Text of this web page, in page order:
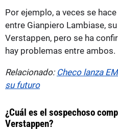
Por ejemplo, a veces se
entre Gianpiero Lambiase,
Verstappen, pero se ha
hay problemas entre ambos.
Relacionado: Checo lanza
su futuro
¿Cuál es el sospechoso
Verstappen?